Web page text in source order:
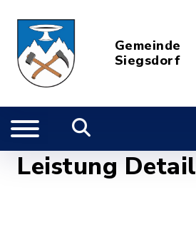
Gemeinde
Siegsdorf
Leistung Detail